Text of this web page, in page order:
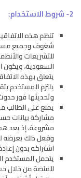
2- شروط الاستخدام:
تنظم هذه
شغوف وجميع
للتشريعات
السعودية، ويكون
يتعلق بهذه
يلتزم المستخدم
وتحديثها فور
يمنع على الطالب
مشاركة بيانات
مشروعة، إذ يعد
وفعل ذلك يعرضه
اشتراكه بدون
يتحمل المستخدم
للمنصة من خلال